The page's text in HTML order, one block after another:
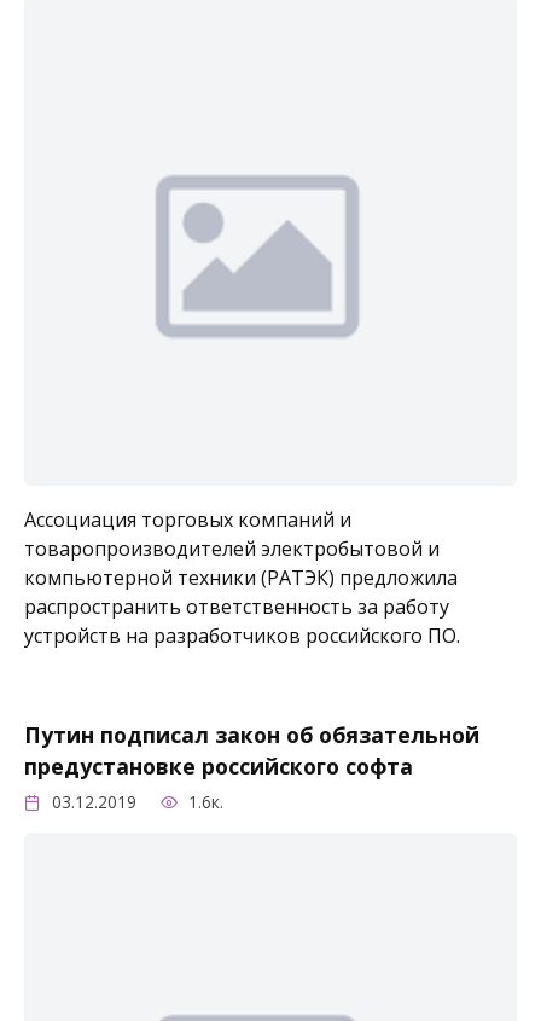
Ассоциация торговых компаний и
товаропроизводителей электробытовой и
компьютерной техники (РАТЭК) предложила
распространить ответственность за работу
устройств на разработчиков российского ПО.
Путин подписал закон об обязательной
предустановке российского софта
03.12.2019 1.6к.